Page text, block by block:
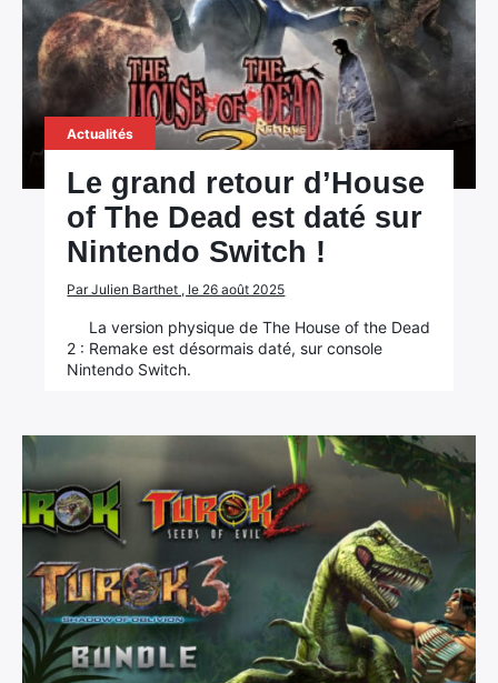
Actualités
Le grand retour d’House
of The Dead est daté sur
Nintendo Switch !
Par Julien Barthet , le 26 août 2025
La version physique de The House of the Dead
2 : Remake est désormais daté, sur console
Nintendo Switch.